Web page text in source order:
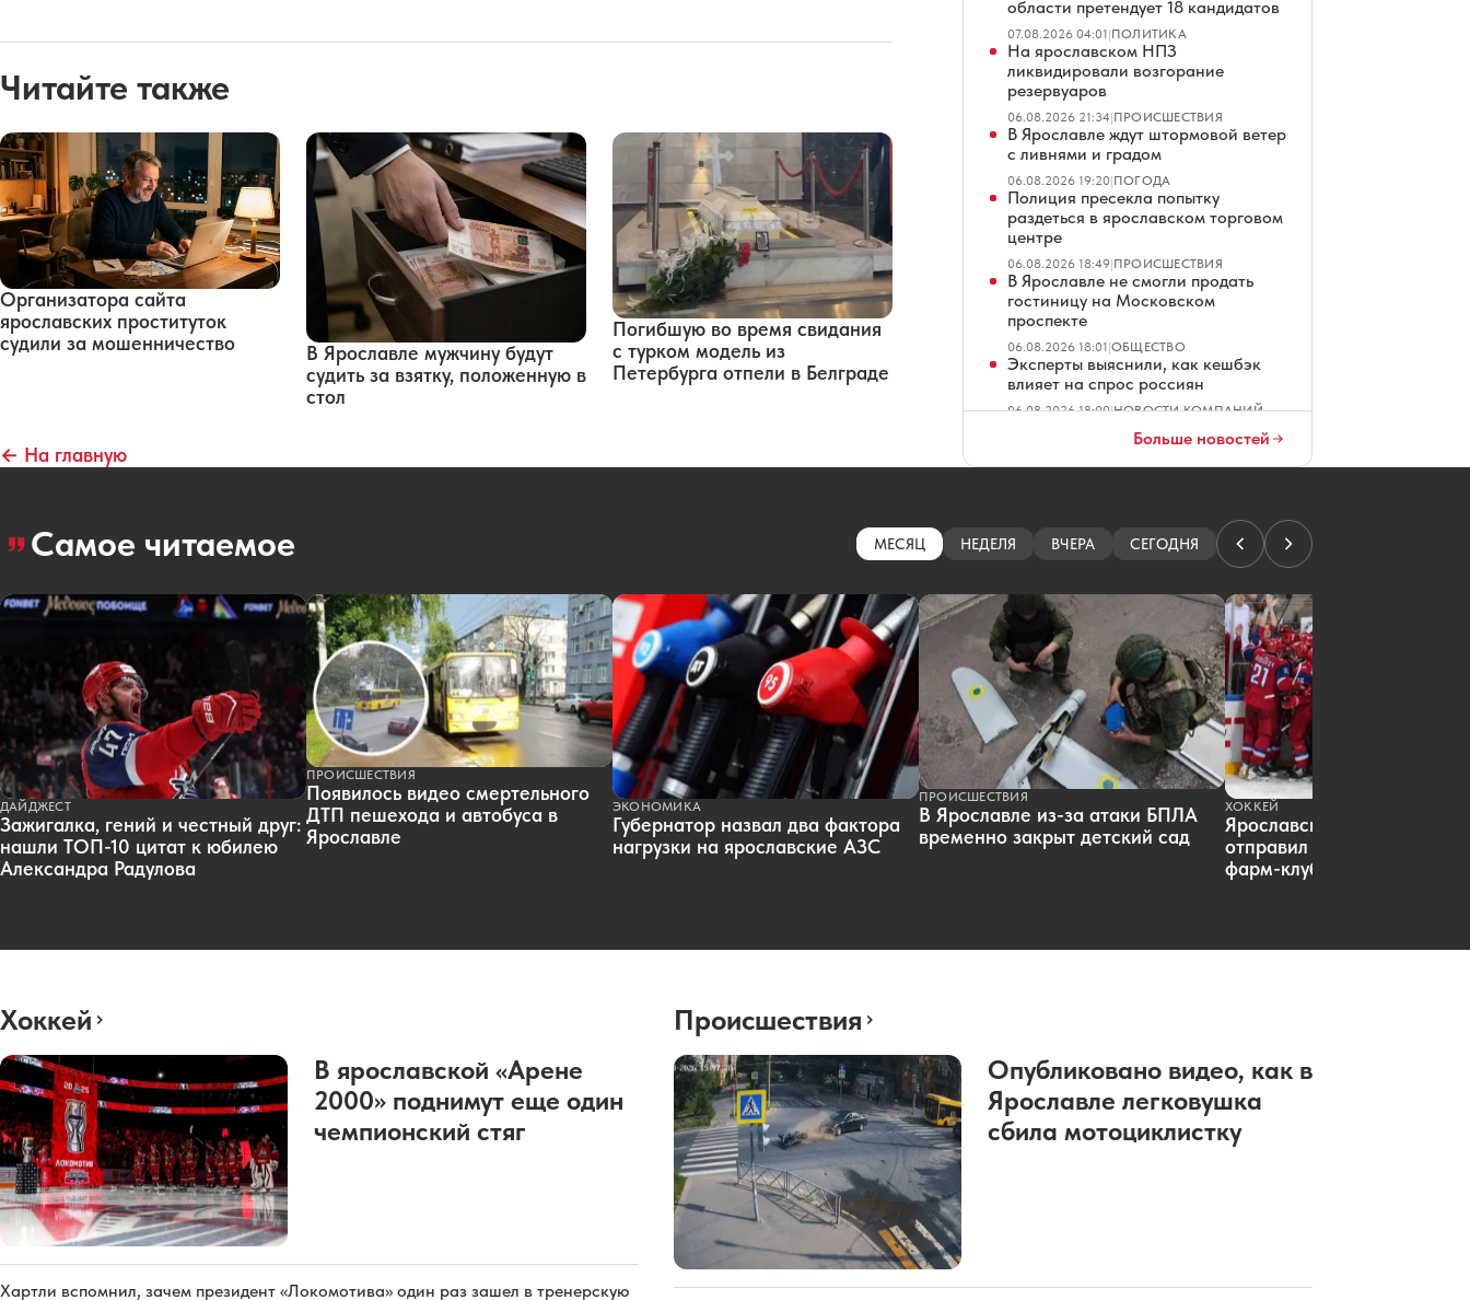
Читайте также
Организатора сайта
ярославских проституток
судили за мошенничество
В Ярославле мужчину будут
судить за взятку, положенную в
стол
Погибшую во время свидания
с турком модель из
Петербурга отпели в Белграде
← На главную
области претендует 18 кандидатов
07.08.2026 04:01|ПОЛИТИКА
На ярославском НПЗ
ликвидировали возгорание
резервуаров
06.08.2026 21:34|ПРОИСШЕСТВИЯ
В Ярославле ждут штормовой ветер
с ливнями и градом
06.08.2026 19:20|ПОГОДА
Полиция пресекла попытку
раздеться в ярославском торговом
центре
06.08.2026 18:49|ПРОИСШЕСТВИЯ
В Ярославле не смогли продать
гостиницу на Московском
проспекте
06.08.2026 18:01|ОБЩЕСТВО
Эксперты выяснили, как кешбэк
влияет на спрос россиян
06.08.2026 18:00|НОВОСТИ КОМПАНИЙ
«Локомотив» сыграет в самом
раннем матче открытия сезона КХЛ
06.08.2026 17:13 ОБЩЕСТВО
Больше новостей
Самое читаемое МЕСЯЦ НЕДЕЛЯ ВЧЕРА СЕГОДНЯ
ДАЙДЖЕСТ
Зажигалка, гений и честный друг:
нашли ТОП-10 цитат к юбилею
Александра Радулова
ПРОИСШЕСТВИЯ
Появилось видео смертельного
ДТП пешехода и автобуса в
Ярославле
ЭКОНОМИКА
Губернатор назвал два фактора
нагрузки на ярославские АЗС
ПРОИСШЕСТВИЯ
В Ярославле из-за атаки БПЛА
временно закрыт детский сад
ХОККЕЙ
Ярославский «Локомотив»
отправил пятерых
фарм-клуб
Хоккей
В ярославской «Арене
2000» поднимут еще один
чемпионский стяг
Хартли вспомнил, зачем президент «Локомотива» один раз зашел в тренерскую
Происшествия
Опубликовано видео, как в
Ярославле легковушка
сбила мотоциклистку